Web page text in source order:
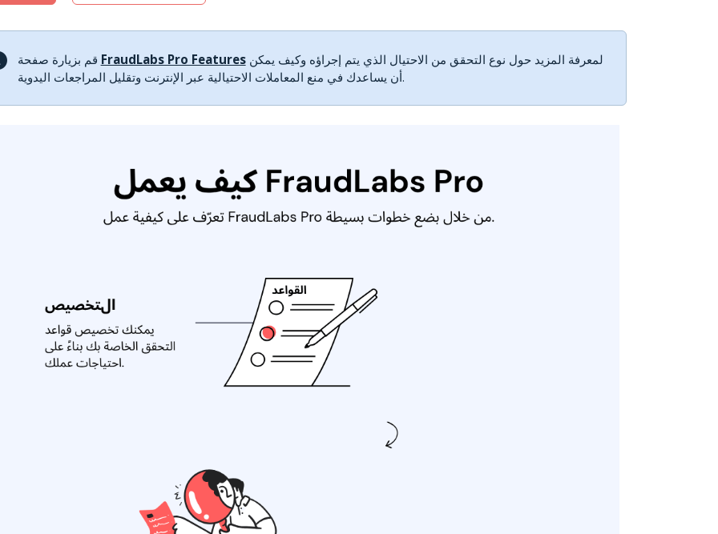
FraudLabs Pro Featuresلمعرفة المزيد حول نوع التحقق من الاحتيال الذي يتم إجراؤه وكيف يمكن
أن يساعدك في منع المعاملات الاحتيالية عبر الإنترنت وتقليل المراجعات اليدوية.